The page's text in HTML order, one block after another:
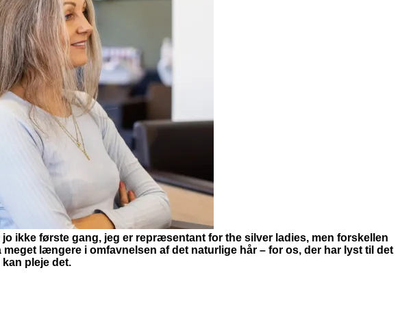
ikke første gang, jeg er repræsentant for the silver ladies, men forskellen
længere i omfavnelsen af det naturlige hår – for os, der har lyst til det
pleje det.